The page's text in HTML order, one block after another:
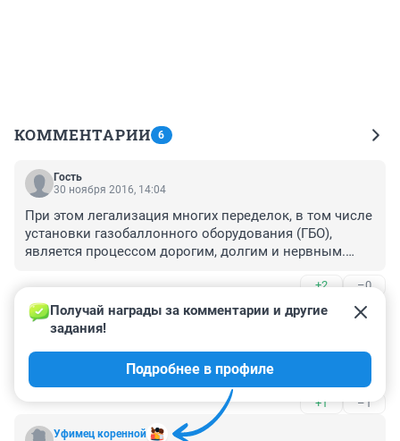
КОММЕНТАРИИ 6
Гость
30 ноября 2016, 14:04
При этом легализация многих переделок, в том числе
установки газобаллонного оборудования (ГБО),
является процессом дорогим, долгим и нервным.
лобовое стекло ёлочку повесить)))
Сбор денег с населения России,вот как это
называется а не забота о гражданах.
+2 –0
Гость
30 ноября 2016, 10:35
Формально и не штатной установка сигнализации
-это внесение изменений в конструкцию!
+1 –1
Уфимец коренной
Получай награды за комментарии и другие
задания!
Подробнее в профиле